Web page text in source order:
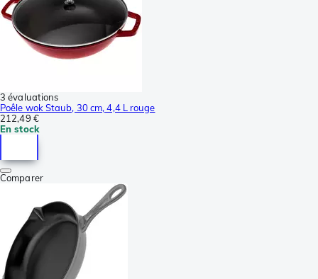
3 évaluations
Poêle wok Staub, 30 cm, 4,4 L rouge
212,49 €
En stock
Comparer